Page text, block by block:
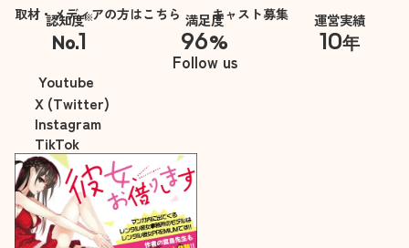
取材・メディアの方はこちら
キャスト募集
認知度※
No.1
※自社調べ
満足度
96%
運営実績
10年
Follow us
Youtube
X (Twitter)
Instagram
TikTok